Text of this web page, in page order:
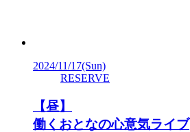
2024/11/17(Sun)
RESERVE
【昼】
働くおとなの心意気ライブ